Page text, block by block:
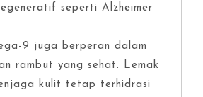
seperti Alzheimer
9 juga berperan dalam
rambut yang sehat. Lemak
kulit tetap terhidrasi